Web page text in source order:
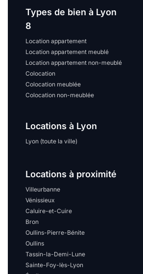
Types de bien à Lyon
8
Location appartement
Location appartement meublé
Location appartement non-meublé
Colocation
Colocation meublée
Colocation non-meublée
Locations à Lyon
Lyon (toute la ville)
Locations à proximité
Villeurbanne
Vénissieux
Caluire-et-Cuire
Bron
Oullins-Pierre-Bénite
Oullins
Tassin-la-Demi-Lune
Sainte-Foy-lès-Lyon